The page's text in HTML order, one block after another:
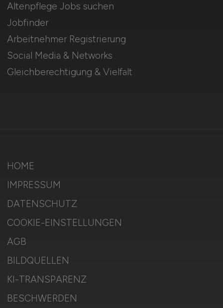
Altenpflege Jobs suchen
Jobfinder
Arbeitnehmer Registrierung
Social Media & Networks
Gleichberechtigung & Vielfalt
HOME
IMPRESSUM
DATENSCHUTZ
COOKIE-EINSTELLUNGEN
AGB
BILDQUELLEN
KI-TRANSPARENZ
BESCHWERDEN